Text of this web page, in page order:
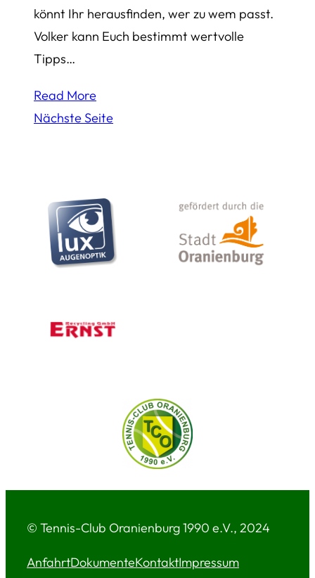
könnt Ihr herausfinden, wer zu wem passt.
Volker kann Euch bestimmt wertvolle
Tipps…
Read More
Nächste Seite
© Tennis-Club Oranienburg 1990 e.V., 2024
AnfahrtDokumenteKontaktImpressum